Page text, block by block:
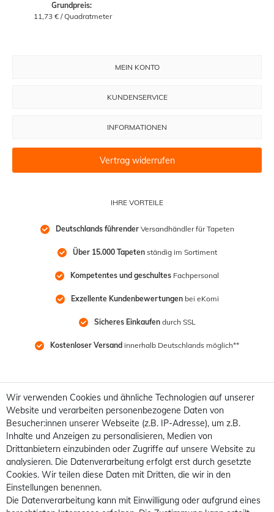
Grundpreis:
11,73 € / Quadratmeter
IHRE VORTEILE
Deutschlands führender Versandhändler für Tapeten
Über 15.000 Tapeten ständig im Sortiment
Kompetentes und geschultes Fachpersonal
Exzellente Kundenbewertungen bei eKomi
Sicheres Einkaufen durch SSL
Kostenloser Versand innerhalb Deutschlands möglich**
MEIN KONTO
KUNDENSERVICE
INFORMATIONEN
Vertrag widerrufen
Wir verwenden Cookies und ähnliche Technologien auf unserer
Website und verarbeiten personenbezogene Daten von
Besucher:innen unserer Webseite (z.B. IP-Adresse), um z.B.
Inhalte und Anzeigen zu personalisieren, Medien von
Drittanbietern einzubinden oder Zugriffe auf unsere Website zu
analysieren. Die Datenverarbeitung erfolgt erst durch gesetzte
Cookies. Wir teilen diese Daten mit Dritten, die wir in den
Einstellungen benennen.
Die Datenverarbeitung kann mit Einwilligung oder aufgrund eines